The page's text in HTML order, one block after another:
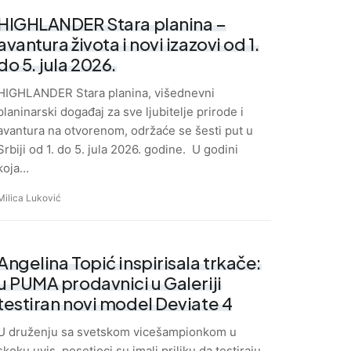
Stara planina –
života i novi izazovi od 1.
5. jula 2026.
Stara planina, višednevni
događaj za sve ljubitelje prirode i
na otvorenom, održaće se šesti put u
od 1. do 5. jula 2026. godine. U godini
Luković
Topić inspirisala trkače:
PUMA prodavnici u Galeriji
novi model Deviate 4
druženju sa svetskom vicešampionkom u